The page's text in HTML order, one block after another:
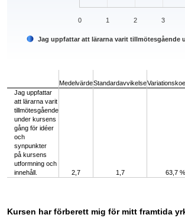
Jag uppfattar att lärarna varit tillmötesgående
0 1 2 3
MedelvärdeStandardavvikelse
Jag uppfattar
att lärarna varit
tillmötesgående
under kursens
gång för idéer
och
synpunkter
på kursens
utformning och
innehåll.
2,7 1,7 63,7 %
Kursen har förberett mig för mitt framtida